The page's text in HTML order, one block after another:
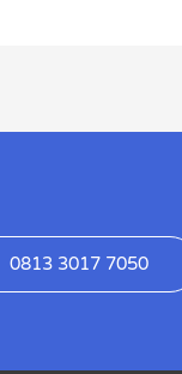
0813 3017 7050